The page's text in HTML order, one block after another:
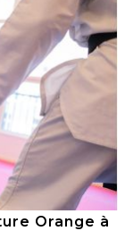
Orange à